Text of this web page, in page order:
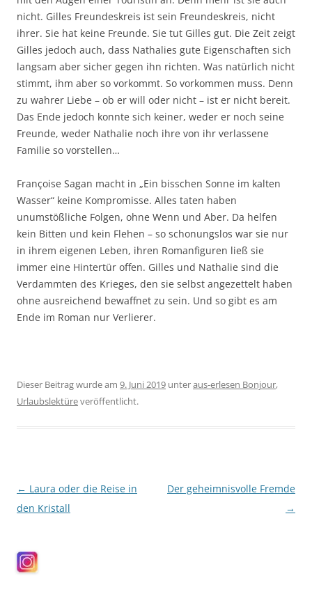
nicht. Gilles Freundeskreis ist sein Freundeskreis, nicht
ihrer. Sie hat keine Freunde. Sie tut Gilles gut. Die Zeit zeigt
Gilles jedoch auch, dass Nathalies gute Eigenschaften sich
langsam aber sicher gegen ihn richten. Was natürlich nicht
stimmt, ihm aber so vorkommt. So vorkommen muss. Denn
zu wahrer Liebe – ob er will oder nicht – ist er nicht bereit.
Das Ende jedoch konnte sich keiner, weder er noch seine
Freunde, weder Nathalie noch ihre von ihr verlassene
Familie so vorstellen…
Françoise Sagan macht in „Ein bisschen Sonne im kalten
Wasser“ keine Kompromisse. Alles taten haben
unumstößliche Folgen, ohne Wenn und Aber. Da helfen
kein Bitten und kein Flehen – so schonungslos war sie nur
in ihrem eigenen Leben, ihren Romanfiguren ließ sie
immer eine Hintertür offen. Gilles und Nathalie sind die
Verdammten des Krieges, den sie selbst angezettelt haben
ohne ausreichend bewaffnet zu sein. Und so gibt es am
Ende im Roman nur Verlierer.
Dieser Beitrag wurde am 9. Juni 2019 unteraus-erlesen Bonjour,
Urlaubslektüreveröffentlicht.
Beitragsnavigation
← Laura oder die Reise in
den Kristall
Der geheimnisvolle Fremde
→